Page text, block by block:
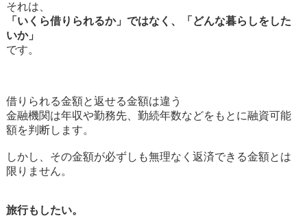
それは、
「いくら借りられるか」ではなく、「どんな暮らしをした
いか」
です。
借りられる金額と返せる金額は違う
金融機関は年収や勤務先、勤続年数などをもとに融資可能
額を判断します。
しかし、その金額が必ずしも無理なく返済できる金額とは
限りません。
旅行もしたい。